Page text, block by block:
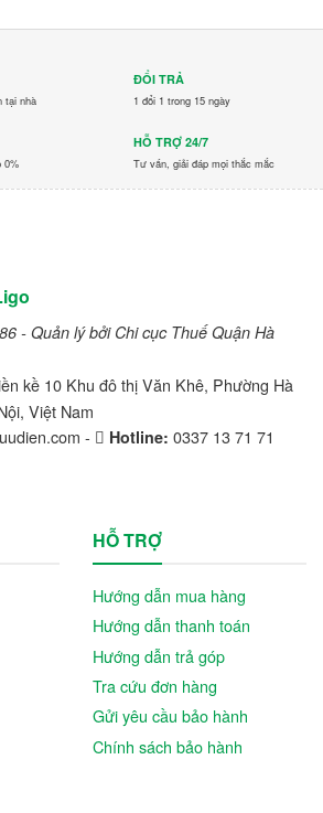
tại nhà
ĐỔI TRẢ
1 đổi 1 trong 15 ngày
0%
HỖ TRỢ 24/7
Tư vấn, giải đáp mọi thắc mắc
- Quản lý bởi Chi cục Thuế Quận Hà
kề 10 Khu đô thị Văn Khê, Phường Hà
Việt Nam
- Hotline: 0337 13 71 71
HỖ TRỢ
Hướng dẫn mua hàng
Hướng dẫn thanh toán
Hướng dẫn trả góp
Tra cứu đơn hàng
Gửi yêu cầu bảo hành
Chính sách bảo hành